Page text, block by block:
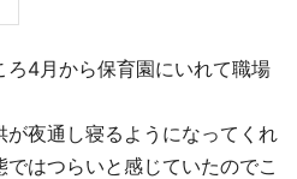
4月から保育園にいれて職場
夜通し寝るようになってくれ
はつらいと感じていたのでこ